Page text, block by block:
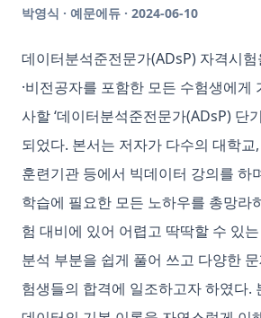
박영식 · 예문에듀 · 2024-06-10
데이터분석준전문가(ADsP) 자격시
·비전공자를 포함한 모든 수험생에게
사할 ‘데이터분석준전문가(ADsP) 단
되었다. 본서는 저자가 다수의 대학교
훈련기관 등에서 빅데이터 강의를 하
학습에 필요한 모든 노하우를 총망라
험 대비에 있어 어렵고 딱딱할 수 있
분석 부분을 쉽게 풀어 쓰고 다양한
험생들의 합격에 일조하고자 하였다.